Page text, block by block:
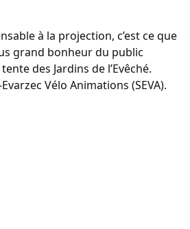
à la projection, c’est ce que
grand bonheur du public
des Jardins de l’Evêché.
Vélo Animations (SEVA).